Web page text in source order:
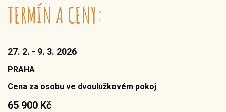
TERMÍN A CENY:
27. 2. - 9. 3. 2026
PRAHA
Cena za osobu ve dvoulůžkovém pokoj
65 900 Kč